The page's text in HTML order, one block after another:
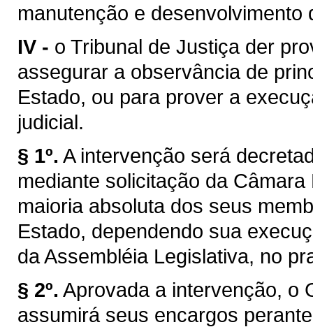
manutenção e desenvolvimento
IV - o Tribunal de Justiça der
assegurar a observância de
Estado, ou para prover a
judicial.
§ 1º. A intervenção será
mediante solicitação da
maioria absoluta dos seus
Estado, dependendo sua
da Assembléia Legislativa, no
§ 2º. Aprovada a intervenção, o
assumirá seus encargos